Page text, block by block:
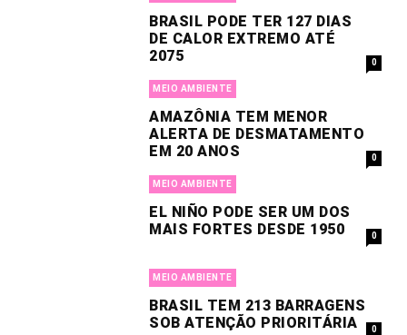
BRASIL PODE TER 127 DIAS
DE CALOR EXTREMO ATÉ
2075
0
MEIO AMBIENTE
AMAZÔNIA TEM MENOR
ALERTA DE DESMATAMENTO
EM 20 ANOS
0
MEIO AMBIENTE
EL NIÑO PODE SER UM DOS
MAIS FORTES DESDE 1950
0
MEIO AMBIENTE
BRASIL TEM 213 BARRAGENS
SOB ATENÇÃO PRIORITÁRIA
0